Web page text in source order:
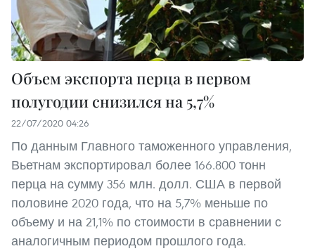
Объем экспорта перца в первом
полугодии снизился на 5,7%
22/07/2020 04:26
По данным Главного таможенного управления,
Вьетнам экспортировал более 166.800 тонн
перца на сумму 356 млн. долл. США в первой
половине 2020 года, что на 5,7% меньше по
объему и на 21,1% по стоимости в сравнении с
аналогичным периодом прошлого года.